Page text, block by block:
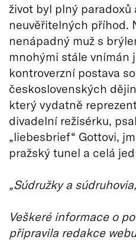
život byl plný paradoxů
neuvěřitelných příhod.
nenápadný muž s
mnohými stále vnímán
kontroverzní postava
československých
který vydatně
divadelní režisérku,
„liebesbrief“ Gottovi,
pražský tunel a celá
„Súdružky a
Veškeré informace o
připravila redakce